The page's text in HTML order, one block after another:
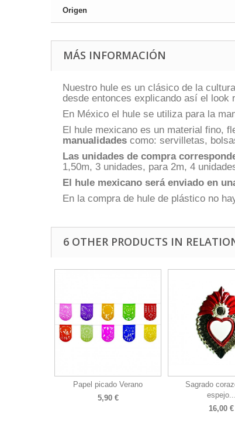
Origen
MÁS INFORMACIÓN
Nuestro hule es un clásico de la
desde entonces explicando así el look
En México el hule se utiliza para la
El hule mexicano es un material fino,
manualidades como: servilletas,
Las unidades de compra
1,50m, 3 unidades, para 2m, 4
El hule mexicano será enviado en
En la compra de hule de plástico no
6 OTHER PRODUCTS IN
Papel picado Verano
5,90 €
Sagrado
espejo...
16,00 €